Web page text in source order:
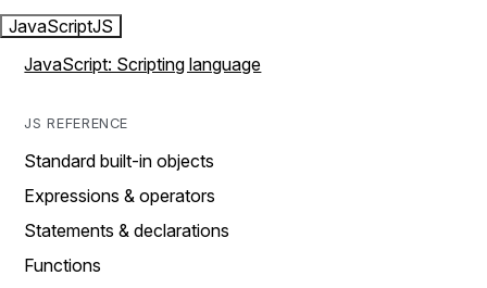
JavaScriptJS
JavaScript: Scripting language
JS REFERENCE
Standard built-in objects
Expressions & operators
Statements & declarations
Functions